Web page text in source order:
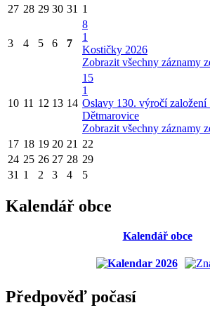
27 28 29 30 31 1
3 4 5 6 7
8
1
Kostičky 2026
Zobrazit všechny záznamy
10 11 12 13 14
15
1
Oslavy 130. výročí založení
Dětmarovice
Zobrazit všechny záznamy
17 18 19 20 21 22
24 25 26 27 28 29
31 1 2 3 4 5
Kalendář obce
Kalendář obce
Předpověď počasí